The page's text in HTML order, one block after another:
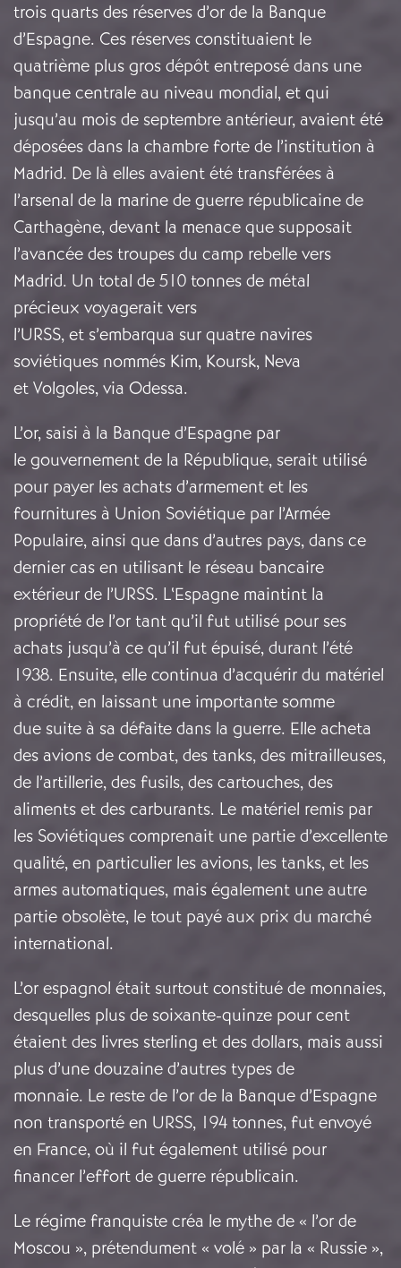
trois quarts des réserves d’or de la Banque
d’Espagne. Ces réserves constituaient le
quatrième plus gros dépôt entreposé dans une
banque centrale au niveau mondial, et qui
jusqu’au mois de septembre antérieur, avaient été
déposées dans la chambre forte de l’institution à
Madrid. De là elles avaient été transférées à
l’arsenal de la marine de guerre républicaine de
Carthagène, devant la menace que supposait
l’avancée des troupes du camp rebelle vers
Madrid. Un total de 510 tonnes de métal
précieux voyagerait vers
l’URSS, et s’embarqua sur quatre navires
soviétiques nommés Kim, Koursk, Neva
et Volgoles, via Odessa.
L’or, saisi à la Banque d’Espagne par
le gouvernement de la République, serait utilisé
pour payer les achats d’armement et les
fournitures à Union Soviétique par l’Armée
Populaire, ainsi que dans d’autres pays, dans ce
dernier cas en utilisant le réseau bancaire
extérieur de l’URSS. L‘Espagne maintint la
propriété de l’or tant qu’il fut utilisé pour ses
achats jusqu’à ce qu’il fut épuisé, durant l’été
1938. Ensuite, elle continua d’acquérir du matériel
à crédit, en laissant une importante somme
due suite à sa défaite dans la guerre. Elle acheta
des avions de combat, des tanks, des mitrailleuses,
de l’artillerie, des fusils, des cartouches, des
aliments et des carburants. Le matériel remis par
les Soviétiques comprenait une partie d’excellente
qualité, en particulier les avions, les tanks, et les
armes automatiques, mais également une autre
partie obsolète, le tout payé aux prix du marché
international.
L’or espagnol était surtout constitué de monnaies,
desquelles plus de soixante-quinze pour cent
étaient des livres sterling et des dollars, mais aussi
plus d’une douzaine d’autres types de
monnaie. Le reste de l’or de la Banque d’Espagne
non transporté en URSS, 194 tonnes, fut envoyé
en France, où il fut également utilisé pour
financer l’effort de guerre républicain.
Le régime franquiste créa le mythe de « l’or de
Moscou », prétendument « volé » par la « Russie »,